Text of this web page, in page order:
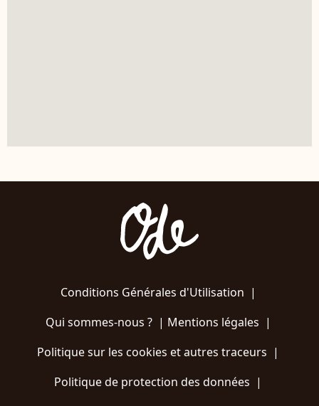
Conditions Générales d'Utilisation |
Qui sommes-nous ?| Mentions légales |
Politique sur les cookies et autres traceurs |
Politique de protection des données |